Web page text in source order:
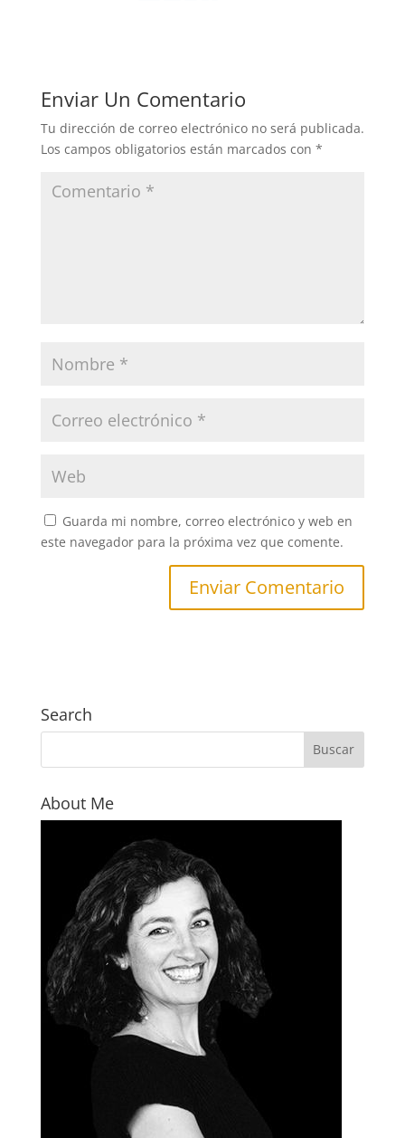
Enviar Un Comentario
Tu dirección de correo electrónico no será publicada.
Los campos obligatorios están marcados con *
Guarda mi nombre, correo electrónico y web en
este navegador para la próxima vez que comente.
Search
About Me